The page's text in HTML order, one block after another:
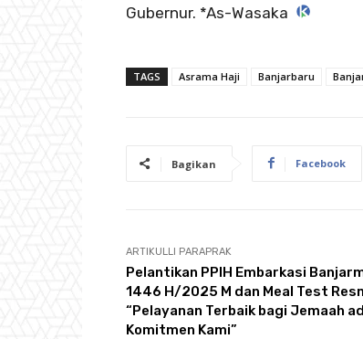
Gubernur. *As-Wasaka
TAGS Asrama Haji Banjarbaru
Bagikan Facebook
ARTIKULLI PARAPRAK
Pelantikan PPIH Embarkasi
1446 H/2025 M dan Meal Test
“Pelayanan Terbaik bagi Jemaah
Komitmen Kami”